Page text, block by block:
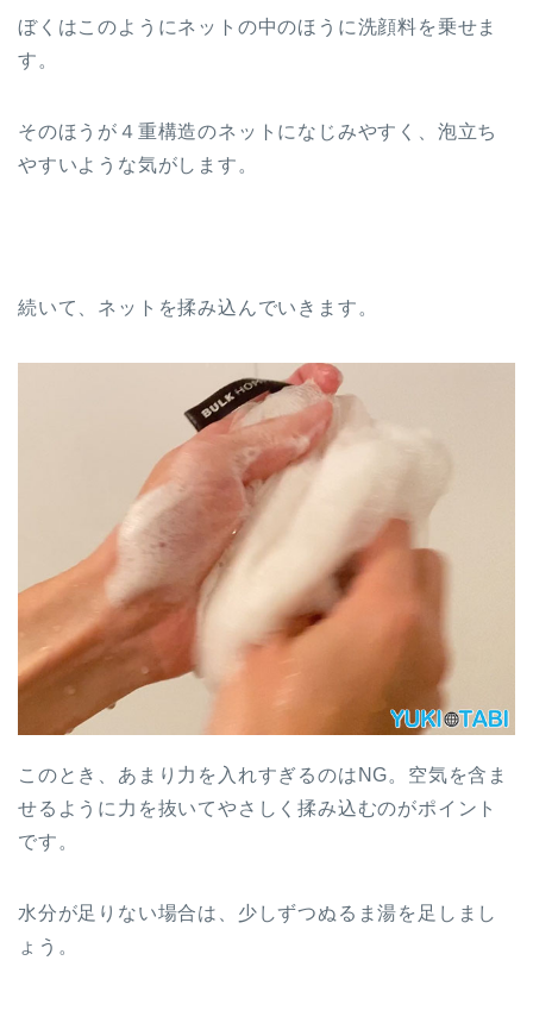
ぼくはこのようにネットの中のほうに洗顔料を乗せま
す。
そのほうが４重構造のネットになじみやすく、泡立ち
やすいような気がします。
続いて、ネットを揉み込んでいきます。
このとき、あまり力を入れすぎるのはNG。空気を含ま
せるように力を抜いてやさしく揉み込むのがポイント
です。
水分が足りない場合は、少しずつぬるま湯を足しまし
ょう。